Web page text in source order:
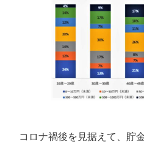
コロナ禍後を見据えて、貯